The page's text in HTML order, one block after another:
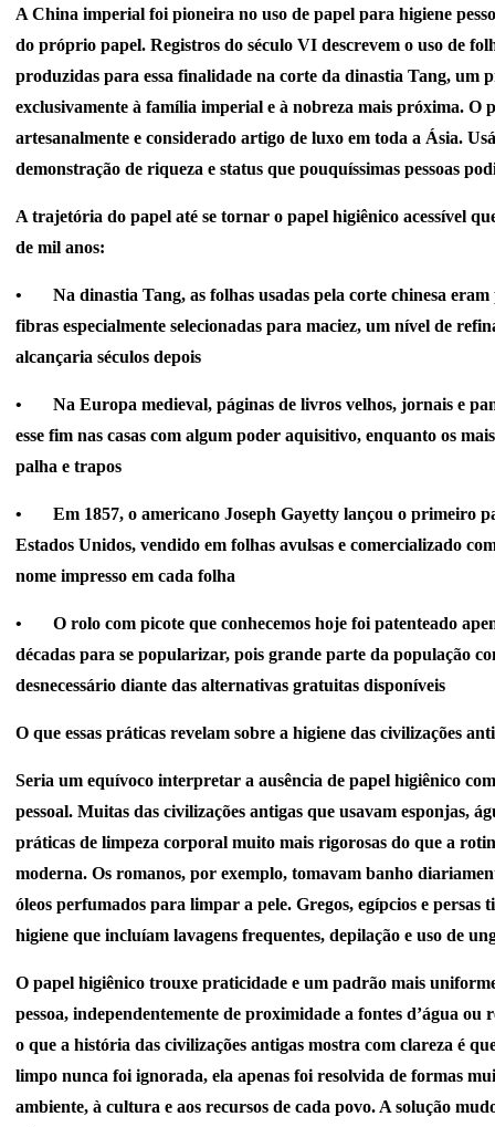
A China imperial foi pioneira no uso de papel para higiene
do próprio papel. Registros do século VI descrevem o uso de
produzidas para essa finalidade na corte da dinastia Tang, um
exclusivamente à família imperial e à nobreza mais próxima. O
artesanalmente e considerado artigo de luxo em toda a Ásia.
demonstração de riqueza e status que pouquíssimas pessoas
A trajetória do papel até se tornar o papel higiênico acessível
de mil anos:
•
Na dinastia Tang, as folhas usadas pela corte chinesa
fibras especialmente selecionadas para maciez, um nível de
alcançaria séculos depois
•
Na Europa medieval, páginas de livros velhos, jornais e
esse fim nas casas com algum poder aquisitivo, enquanto os
palha e trapos
•
Em 1857, o americano Joseph Gayetty lançou o primeiro
Estados Unidos, vendido em folhas avulsas e comercializado
nome impresso em cada folha
•
O rolo com picote que conhecemos hoje foi patenteado
décadas para se popularizar, pois grande parte da população
desnecessário diante das alternativas gratuitas disponíveis
O que essas práticas revelam sobre a higiene das civilizações
Seria um equívoco interpretar a ausência de papel higiênico
pessoal. Muitas das civilizações antigas que usavam esponjas,
práticas de limpeza corporal muito mais rigorosas do que a
moderna. Os romanos, por exemplo, tomavam banho
óleos perfumados para limpar a pele. Gregos, egípcios e persas
higiene que incluíam lavagens frequentes, depilação e uso de
O papel higiênico trouxe praticidade e um padrão mais
pessoa, independentemente de proximidade a fontes d’água ou
o que a história das civilizações antigas mostra com clareza é
limpo nunca foi ignorada, ela apenas foi resolvida de formas
ambiente, à cultura e aos recursos de cada povo. A solução